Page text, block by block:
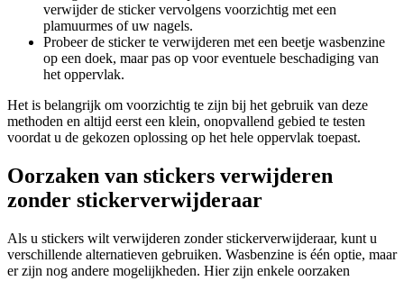
verwijder de sticker vervolgens voorzichtig met een
plamuurmes of uw nagels.
Probeer de sticker te verwijderen met een beetje wasbenzine
op een doek, maar pas op voor eventuele beschadiging van
het oppervlak.
Het is belangrijk om voorzichtig te zijn bij het gebruik van deze
methoden en altijd eerst een klein, onopvallend gebied te testen
voordat u de gekozen oplossing op het hele oppervlak toepast.
Oorzaken van stickers verwijderen
zonder stickerverwijderaar
Als u stickers wilt verwijderen zonder stickerverwijderaar, kunt u
verschillende alternatieven gebruiken. Wasbenzine is één optie, maar
er zijn nog andere mogelijkheden. Hier zijn enkele oorzaken